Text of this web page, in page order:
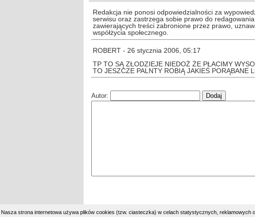
Redakcja nie ponosi odpowiedzialności za
serwisu oraz zastrzega sobie prawo do
zawierających treści zabronione przez prawo,
współżycia społecznego.
ROBERT - 26 stycznia 2006, 05:17
TP TO SĄ ZŁODZIEJE NIEDOŻ ŻE PŁACIMY
TO JESZCZE PALNTY ROBIĄ JAKIEŚ PORĄBANE
Autor:
Nasza strona internetowa używa plików cookies (tzw. ciasteczka) w celach statystycznych,